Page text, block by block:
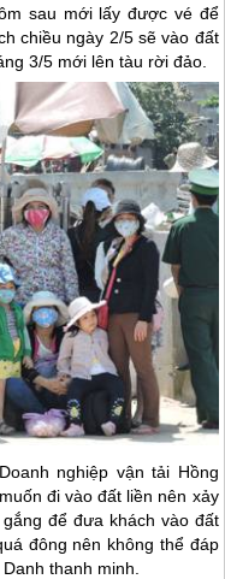
sau mới lấy được vé để
chiều ngày 2/5 sẽ vào đất
3/5 mới lên tàu rời đảo.
nghiệp vận tải Hồng
đi vào đất liền nên xảy
để đưa khách vào đất
đông nên không thể đáp
thanh minh.